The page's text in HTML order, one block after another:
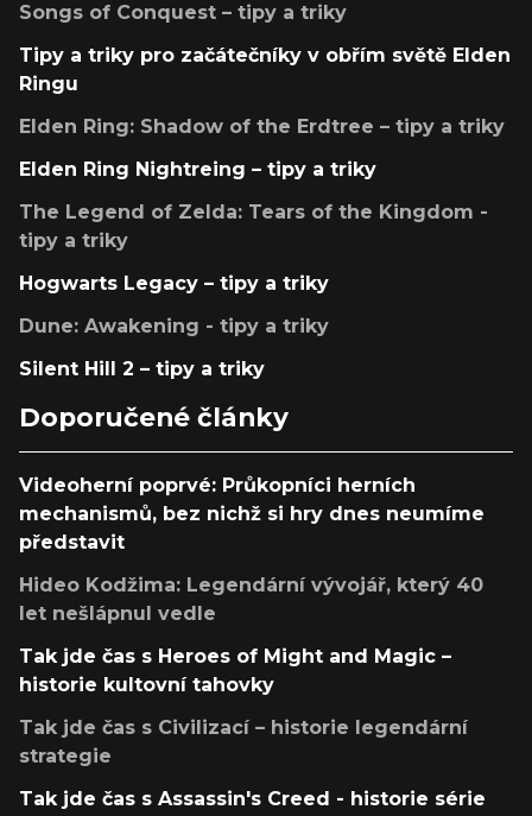
Songs of Conquest – tipy a triky
Tipy a triky pro začátečníky v obřím světě Elden
Ringu
Elden Ring: Shadow of the Erdtree – tipy a triky
Elden Ring Nightreing – tipy a triky
The Legend of Zelda: Tears of the Kingdom -
tipy a triky
Hogwarts Legacy – tipy a triky
Dune: Awakening - tipy a triky
Silent Hill 2 – tipy a triky
Doporučené články
Videoherní poprvé: Průkopníci herních
mechanismů, bez nichž si hry dnes neumíme
představit
Hideo Kodžima: Legendární vývojář, který 40
let nešlápnul vedle
Tak jde čas s Heroes of Might and Magic –
historie kultovní tahovky
Tak jde čas s Civilizací – historie legendární
strategie
Tak jde čas s Assassin's Creed - historie série